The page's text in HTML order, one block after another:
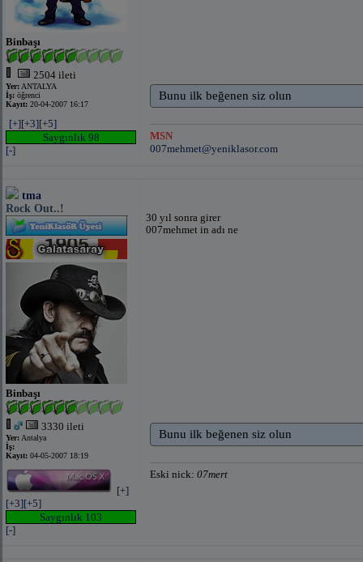
Binbaşı
2504 ileti
Yer: ANTALYA
İş: öğrenci
Kayıt: 20-04-2007 16:17
[+][+3][+5]
Saygınlık 98
[-]
Bunu ilk beğenen siz olun
MSN
007mehmet@yeniklasor.com
tma
Rock Out..!
Binbaşı
3330 ileti
Yer: Antalya
İş:
Kayıt: 04-05-2007 18:19
[+]
[+3][+5]
Saygınlık 103
[-]
30 yıl sonra girer
007mehmet in adı ne
Bunu ilk beğenen siz olun
Eski nick: 07mert